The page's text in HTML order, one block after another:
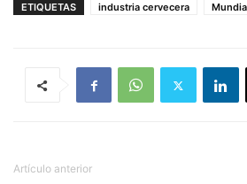
ETIQUETAS industria cervecera
Artículo anterior